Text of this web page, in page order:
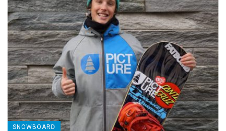
SNOWBOARD